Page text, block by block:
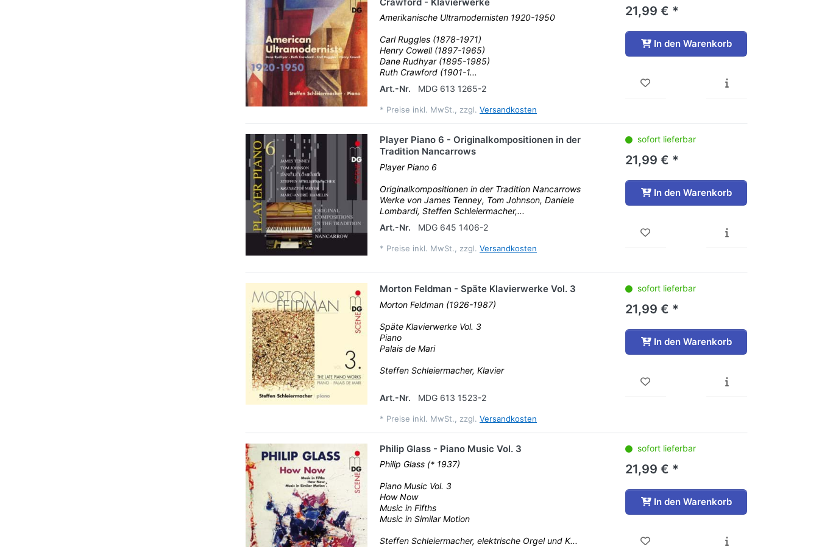
Amerikanische Ultramodernisten 1920-1950
Carl Ruggles (1878-1971)
Henry Cowell (1897-1965)
Dane Rudhyar (1895-1985)
Ruth Crawford (1901-1...
Art.-Nr.
MDG 613 1265-2
* Preise inkl. MwSt., zzgl. Versandkosten
21,99 € *
In den Warenkorb
Player Piano 6 - Originalkompositionen in der
Tradition Nancarrows
Player Piano 6
Originalkompositionen in der Tradition Nancarrows
Werke von James Tenney, Tom Johnson, Daniele
Lombardi, Steffen Schleiermacher,...
Art.-Nr.
MDG 645 1406-2
* Preise inkl. MwSt., zzgl. Versandkosten
sofort lieferbar
21,99 € *
In den Warenkorb
Morton Feldman - Späte Klavierwerke Vol. 3
Morton Feldman (1926-1987)
Späte Klavierwerke Vol. 3
Piano
Palais de Mari
Steffen Schleiermacher, Klavier
Art.-Nr. MDG 613 1523-2
* Preise inkl. MwSt., zzgl. Versandkosten
sofort lieferbar
21,99 € *
In den Warenkorb
Philip Glass - Piano Music Vol. 3
Philip Glass (* 1937)
Piano Music Vol. 3
How Now
Music in Fifths
Music in Similar Motion
Steffen Schleiermacher, elektrische Orgel und K...
sofort lieferbar
21,99 € *
In den Warenkorb